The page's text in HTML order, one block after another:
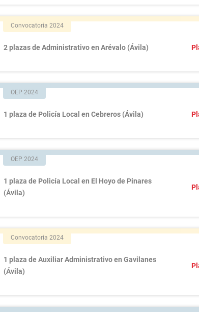
Convocatoria 2024
2 plazas de Administrativo en Arévalo (Ávila)
OEP 2024
1 plaza de Policía Local en Cebreros (Ávila)
OEP 2024
1 plaza de Policía Local en El Hoyo de Pinares
(Ávila)
Convocatoria 2024
1 plaza de Auxiliar Administrativo en Gavilanes
(Ávila)